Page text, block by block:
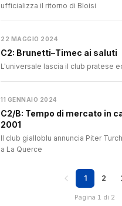
ufficializza il ritorno di Bloisi
22 MAGGIO 2024
C2: Brunetti–Timec ai saluti
L'universale lascia il club pratese
11 GENNAIO 2024
C2/B: Tempo di mercato in
2001
Il club gialloblu annuncia Piter
a La Querce
1 2
Pagina 1 di 2